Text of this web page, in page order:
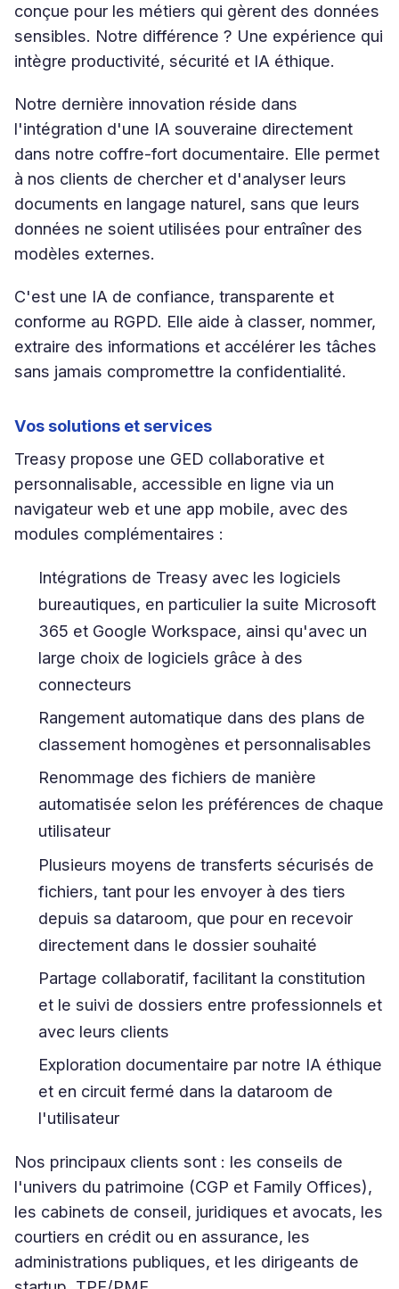
conçue pour les métiers qui gèrent des données
sensibles. Notre différence ? Une expérience qui
intègre productivité, sécurité et IA éthique.
Notre dernière innovation réside dans
l'intégration d'une IA souveraine directement
dans notre coffre-fort documentaire. Elle permet
à nos clients de chercher et d'analyser leurs
documents en langage naturel, sans que leurs
données ne soient utilisées pour entraîner des
modèles externes.
C'est une IA de confiance, transparente et
conforme au RGPD. Elle aide à classer, nommer,
extraire des informations et accélérer les tâches
sans jamais compromettre la confidentialité.
Vos solutions et services
Treasy propose une GED collaborative et
personnalisable, accessible en ligne via un
navigateur web et une app mobile, avec des
modules complémentaires :
Intégrations de Treasy avec les logiciels
bureautiques, en particulier la suite Microsoft
365 et Google Workspace, ainsi qu'avec un
large choix de logiciels grâce à des
connecteurs
Rangement automatique dans des plans de
classement homogènes et personnalisables
Renommage des fichiers de manière
automatisée selon les préférences de chaque
utilisateur
Plusieurs moyens de transferts sécurisés de
fichiers, tant pour les envoyer à des tiers
depuis sa dataroom, que pour en recevoir
directement dans le dossier souhaité
Partage collaboratif, facilitant la constitution
et le suivi de dossiers entre professionnels et
avec leurs clients
Exploration documentaire par notre IA éthique
et en circuit fermé dans la dataroom de
l'utilisateur
Nos principaux clients sont : les conseils de
l'univers du patrimoine (CGP et Family Offices),
les cabinets de conseil, juridiques et avocats, les
courtiers en crédit ou en assurance, les
administrations publiques, et les dirigeants de